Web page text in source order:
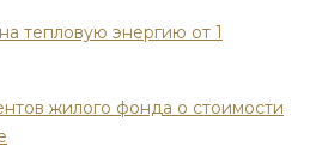
тепловую энергию от 1
жилого фонда о стоимости